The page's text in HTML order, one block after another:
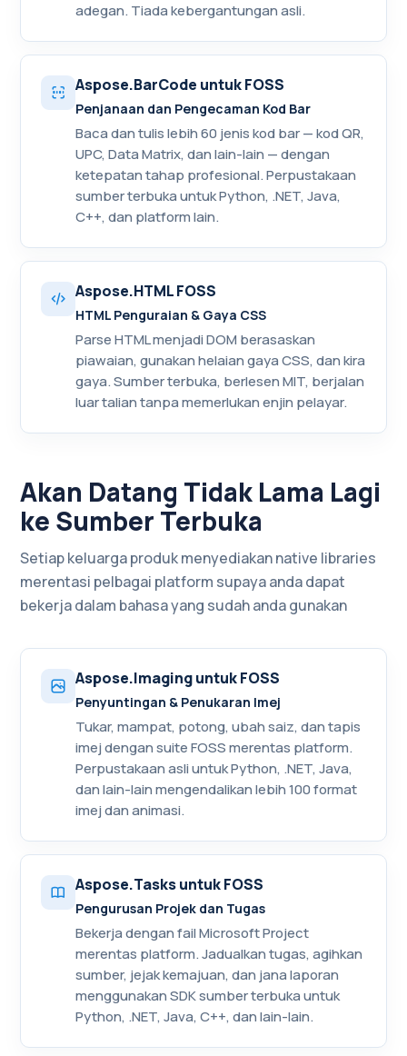
adegan. Tiada kebergantungan asli.
Aspose.BarCode untuk FOSS
Penjanaan dan Pengecaman Kod Bar
Baca dan tulis lebih 60 jenis kod bar — kod QR,
UPC, Data Matrix, dan lain-lain — dengan
ketepatan tahap profesional. Perpustakaan
sumber terbuka untuk Python, .NET, Java,
C++, dan platform lain.
Aspose.HTML FOSS
HTML Penguraian & Gaya CSS
Parse HTML menjadi DOM berasaskan
piawaian, gunakan helaian gaya CSS, dan kira
gaya. Sumber terbuka, berlesen MIT, berjalan
luar talian tanpa memerlukan enjin pelayar.
Akan Datang Tidak Lama Lagi
ke Sumber Terbuka
Setiap keluarga produk menyediakan native libraries
merentasi pelbagai platform supaya anda dapat
bekerja dalam bahasa yang sudah anda gunakan
Aspose.Imaging untuk FOSS
Penyuntingan & Penukaran Imej
Tukar, mampat, potong, ubah saiz, dan tapis
imej dengan suite FOSS merentas platform.
Perpustakaan asli untuk Python, .NET, Java,
dan lain-lain mengendalikan lebih 100 format
imej dan animasi.
Aspose.Tasks untuk FOSS
Pengurusan Projek dan Tugas
Bekerja dengan fail Microsoft Project
merentas platform. Jadualkan tugas, agihkan
sumber, jejak kemajuan, dan jana laporan
menggunakan SDK sumber terbuka untuk
Python, .NET, Java, C++, dan lain-lain.